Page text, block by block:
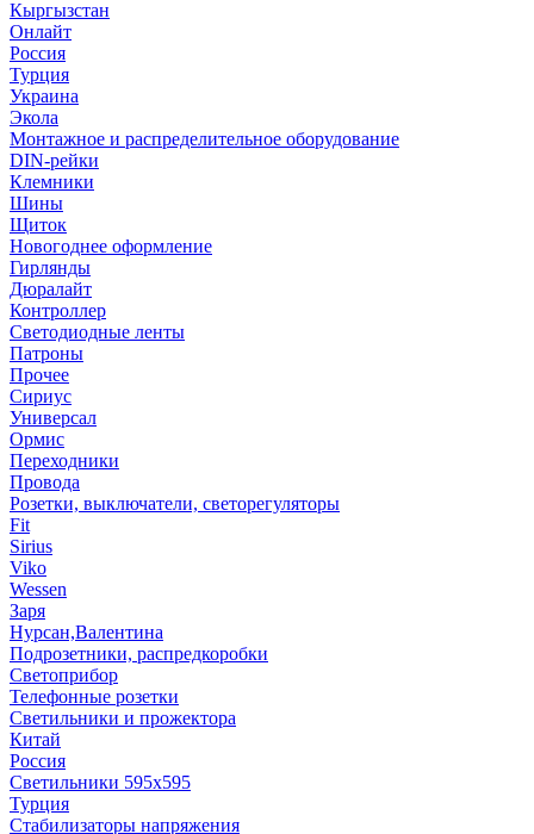
Кыргызстан
Онлайт
Россия
Турция
Украина
Экола
Монтажное и распределительное оборудование
DIN-рейки
Клемники
Шины
Щиток
Новогоднее оформление
Гирлянды
Дюралайт
Контроллер
Светодиодные ленты
Патроны
Прочее
Сириус
Универсал
Ормис
Переходники
Провода
Розетки, выключатели, светорегуляторы
Fit
Sirius
Viko
Wessen
Заря
Нурсан,Валентина
Подрозетники, распредкоробки
Светоприбор
Телефонные розетки
Светильники и прожектора
Китай
Россия
Светильники 595х595
Турция
Стабилизаторы напряжения